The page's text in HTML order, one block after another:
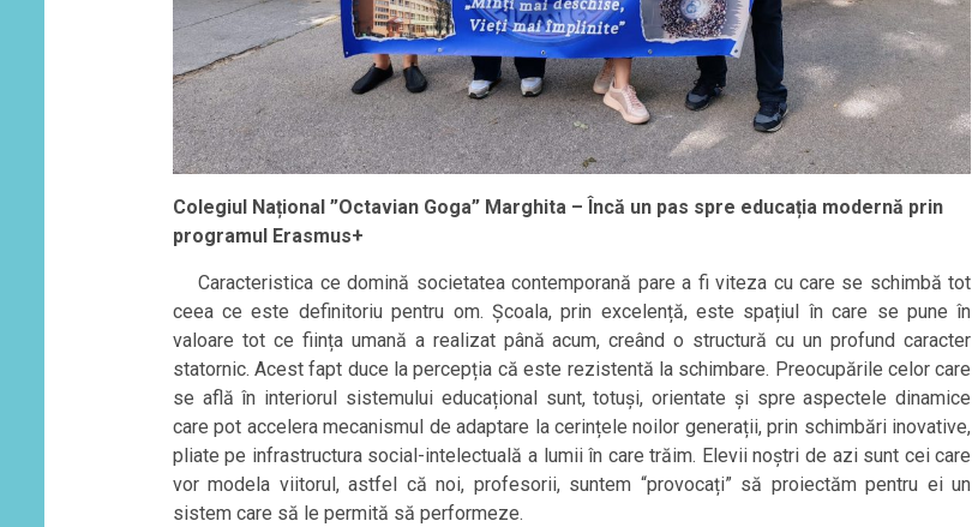
Colegiul Național ”Octavian Goga” Marghita – Încă un pas spre educația modernă prin
programul Erasmus+
Caracteristica ce domină societatea contemporană pare a fi viteza cu care se schimbă tot
ceea ce este definitoriu pentru om. Școala, prin excelență, este spațiul în care se pune în
valoare tot ce ființa umană a realizat până acum, creând o structură cu un profund caracter
statornic. Acest fapt duce la percepția că este rezistentă la schimbare. Preocupările celor care
se află în interiorul sistemului educațional sunt, totuși, orientate și spre aspectele dinamice
care pot accelera mecanismul de adaptare la cerințele noilor generații, prin schimbări inovative,
pliate pe infrastructura social-intelectuală a lumii în care trăim. Elevii noștri de azi sunt cei care
vor modela viitorul, astfel că noi, profesorii, suntem “provocați” să proiectăm pentru ei un
sistem care să le permită să performeze.